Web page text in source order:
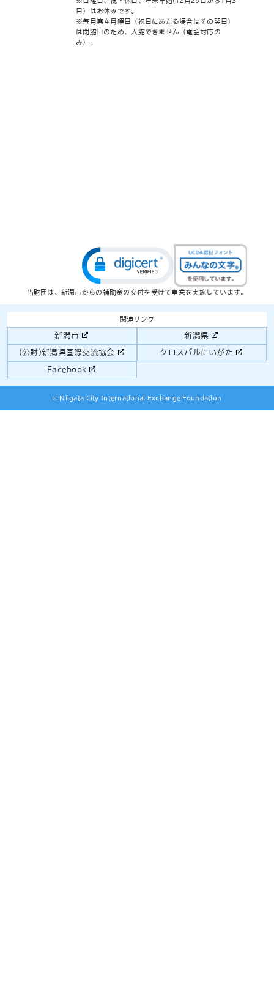
日）はお休みです。
※毎月第４月曜日（祝日にあたる場合はその翌日）
は閉館日のため、入館できません（電話対応の
み）。
当財団は、新潟市からの補助金の交付を受けて事業を実施しています。
関連リンク
新潟市 新潟県
(公財)新潟県国際交流協会 クロスパルにいがた
Facebook
© Niigata City International Exchange Foundation